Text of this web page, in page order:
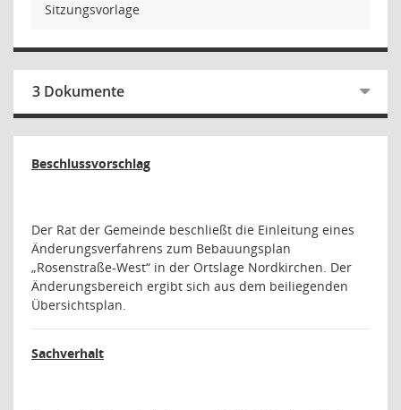
Sitzungsvorlage
3 Dokumente
Beschlussvorschlag
Der Rat der Gemeinde beschließt die Einleitung eines
Änderungsverfahrens zum Bebauungsplan
„Rosenstraße-West“ in der Ortslage Nordkirchen. Der
Änderungsbereich ergibt sich aus dem beiliegenden
Übersichtsplan.
Sachverhalt